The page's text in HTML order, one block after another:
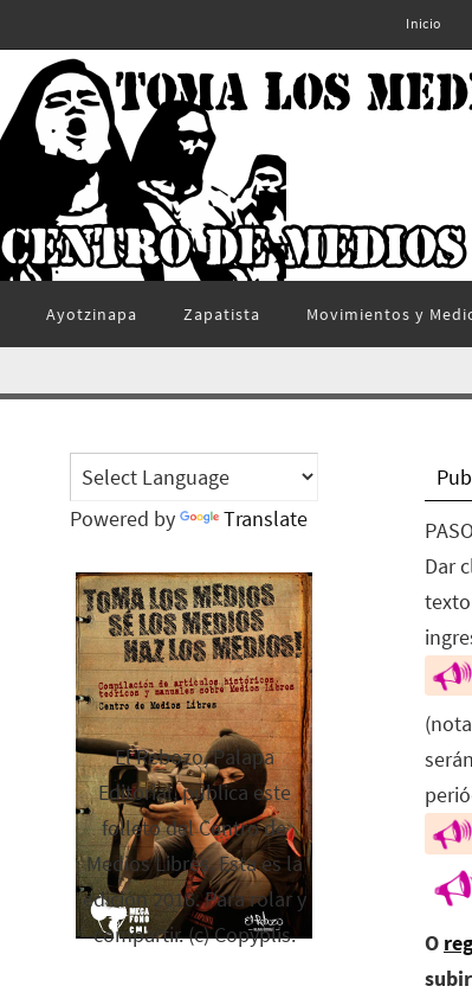
Inicio
Ayotzinapa Zapatista Movimientos y
Powered by Translate
El Rebozo, Palapa
Editorial, publica este
folleto del Centro de
Medios Libres. Esta es la
edición 2016. Para rolar y
compartir. (c) Copyplis.
Dar
O